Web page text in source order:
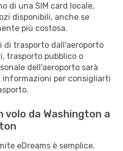
di una SIM card locale,
disponibili, anche se
più costosa.
di trasporto dall'aeroporto
trasporto pubblico o
dell'aeroporto sarà
informazioni per consigliarti
volo da Washington a
eDreams è semplice.